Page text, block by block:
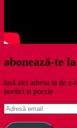
abonează-te
lasă aici adresa ta de
poetici şi poezie
Adresă
email